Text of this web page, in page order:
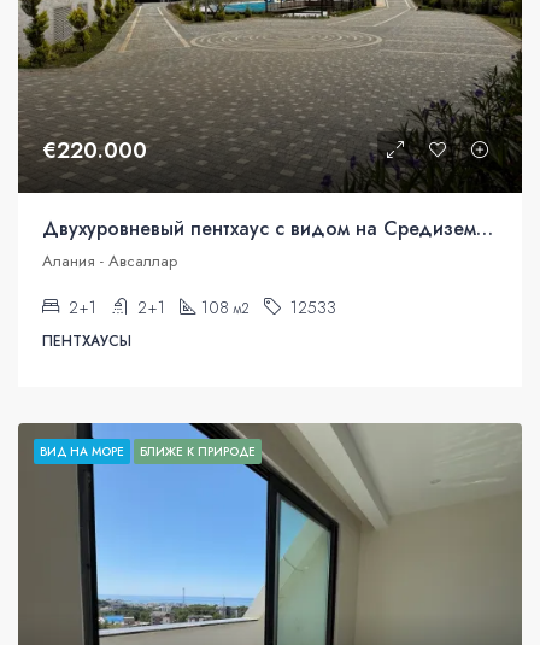
€220.000
Двухуровневый пентхаус с видом на Средиземное море в Аланье, Авсаллар.
Алания - Авсаллар
2+1 2+1 108 м2 12533
ПЕНТХАУСЫ
ВИД НА МОРЕ БЛИЖЕ К ПРИРОДЕ